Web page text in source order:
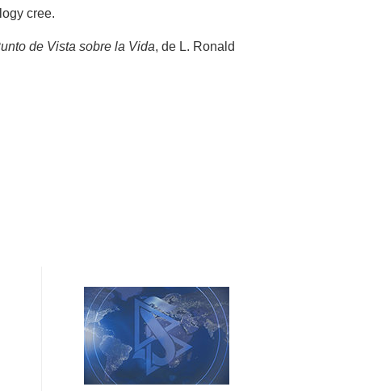
cree.
de Vista sobre la Vida, de L. Ronald